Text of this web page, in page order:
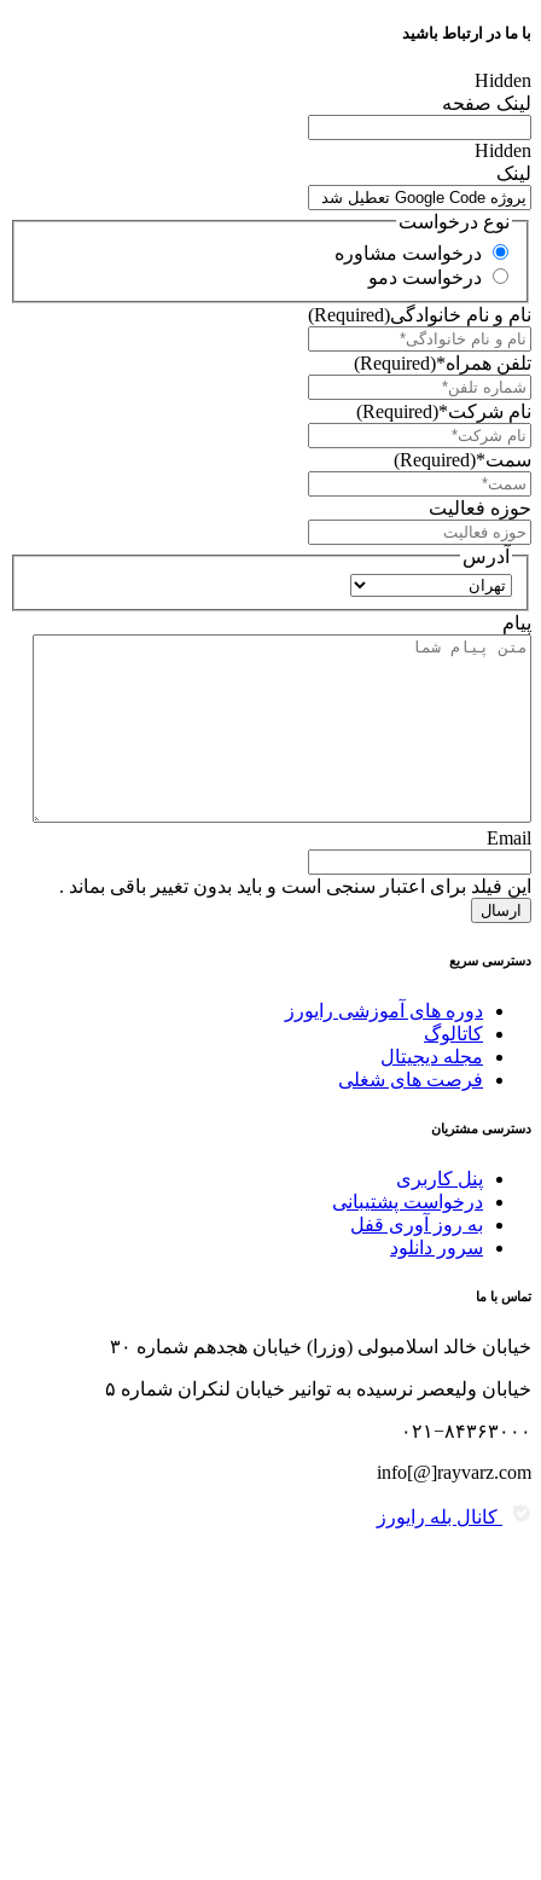
با ما در ارتباط باشید
Hidden
لینک صفحه
Hidden
لینک
نوع درخواست
درخواست مشاوره
درخواست دمو
نام و نام خانوادگی(Required)
تلفن همراه*(Required)
نام شرکت*(Required)
سمت*(Required)
حوزه فعالیت
آدرس
استان
پیام
Email
این فیلد برای اعتبار سنجی است و باید بدون تغییر باقی بماند .
دسترسی سریع
دوره های آموزشی رایورز
کاتالوگ
مجله دیجیتال
فرصت های شغلی
دسترسی مشتریان
پنل کاربری
درخواست پشتیبانی
به روز آوری قفل
سرور دانلود
تماس با ما
خیابان خالد اسلامبولی (وزرا) خیابان هجدهم شماره ۳۰
خیابان ولیعصر نرسیده به توانیر خیابان لنکران شماره ۵
۰۲۱−۸۴۳۶۳۰۰۰
info[@]rayvarz.com
کانال بله رایورز